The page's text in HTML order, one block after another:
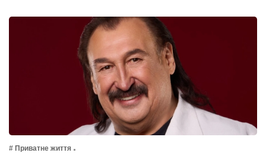
# Приватне життя